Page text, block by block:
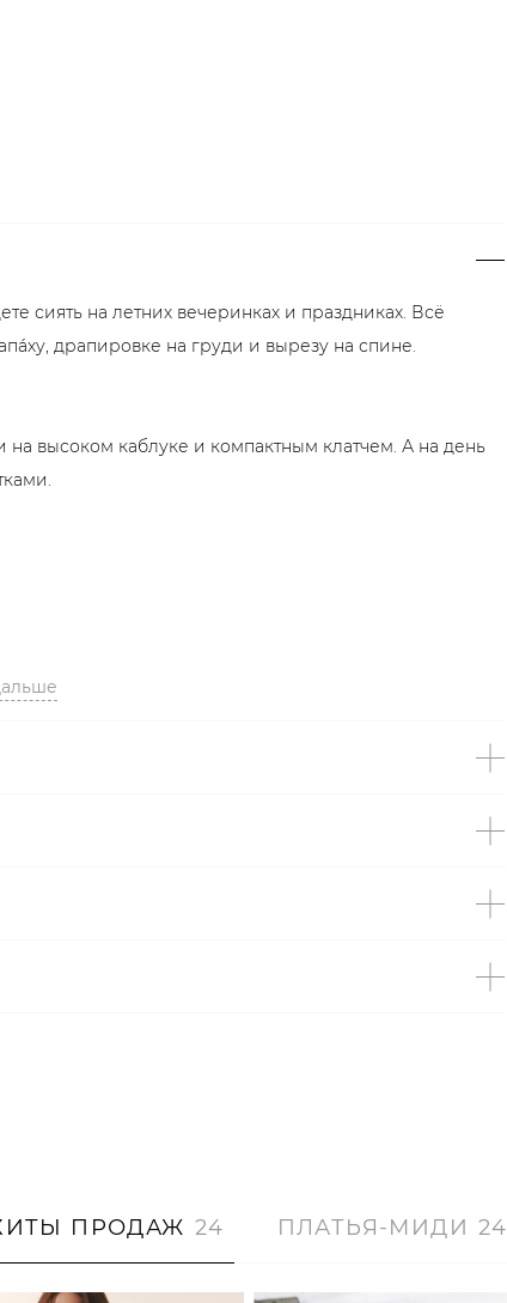
сиять на летних вечеринках и праздниках. Всё
драпировке на груди и вырезу на спине.
высоком каблуке и компактным клатчем. А на день
ПРОДАЖ 24 ПЛАТЬЯ-МИДИ 24